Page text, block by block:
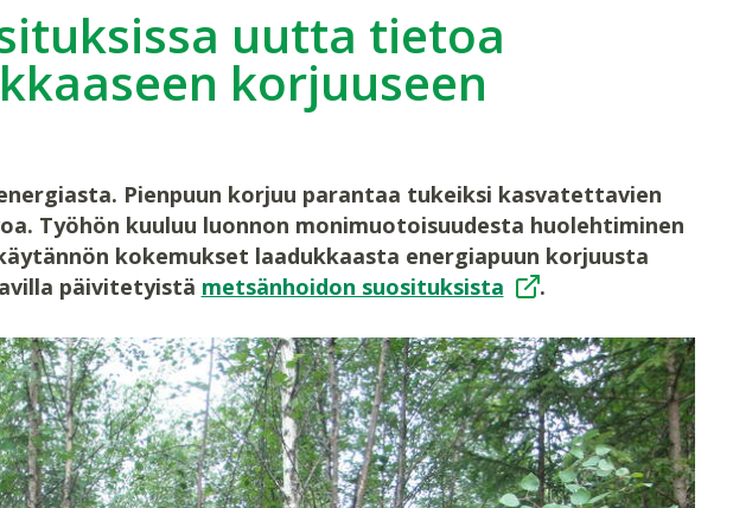
uutta tietoa
korjuuseen
Pienpuun korjuu parantaa tukeiksi kasvatettavien
Työhön kuuluu luonnon monimuotoisuudesta huolehtiminen
kokemukset laadukkaasta energiapuun korjuusta
päivitetyistä metsänhoidon suosituksista .